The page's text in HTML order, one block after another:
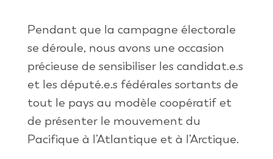
Pendant que la campagne électorale
se déroule, nous avons une occasion
précieuse de sensibiliser les candidat.e.s
et les député.e.s fédérales sortants de
tout le pays au modèle coopératif et
de présenter le mouvement du
Pacifique à l’Atlantique et à l’Arctique.